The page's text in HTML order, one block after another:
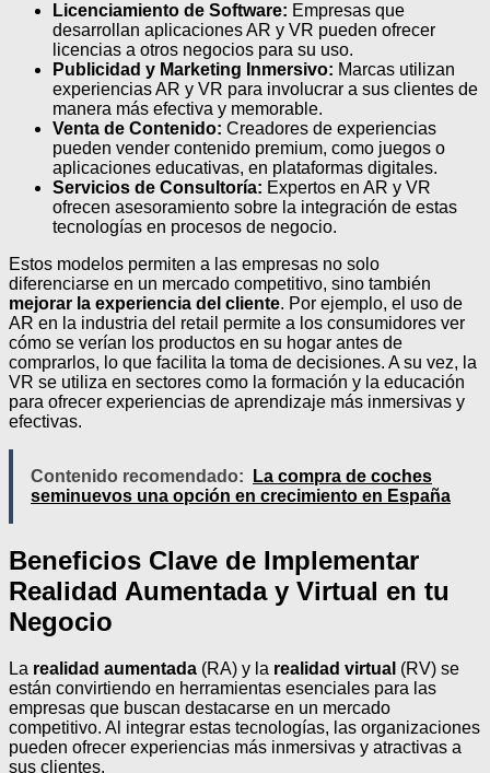
Licenciamiento de Software: Empresas que
desarrollan aplicaciones AR y VR pueden ofrecer
licencias a otros negocios para su uso.
Publicidad y Marketing Inmersivo: Marcas utilizan
experiencias AR y VR para involucrar a sus clientes de
manera más efectiva y memorable.
Venta de Contenido: Creadores de experiencias
pueden vender contenido premium, como juegos o
aplicaciones educativas, en plataformas digitales.
Servicios de Consultoría: Expertos en AR y VR
ofrecen asesoramiento sobre la integración de estas
tecnologías en procesos de negocio.
Estos modelos permiten a las empresas no solo
diferenciarse en un mercado competitivo, sino también
mejorar la experiencia del cliente. Por ejemplo, el uso de
AR en la industria del retail permite a los consumidores ver
cómo se verían los productos en su hogar antes de
comprarlos, lo que facilita la toma de decisiones. A su vez, la
VR se utiliza en sectores como la formación y la educación
para ofrecer experiencias de aprendizaje más inmersivas y
efectivas.
Contenido recomendado:
La compra de coches
seminuevos una opción en crecimiento en España
Beneficios Clave de Implementar
Realidad Aumentada y Virtual en tu
Negocio
La realidad aumentada (RA) y la realidad virtual (RV) se
están convirtiendo en herramientas esenciales para las
empresas que buscan destacarse en un mercado
competitivo. Al integrar estas tecnologías, las organizaciones
pueden ofrecer experiencias más inmersivas y atractivas a
sus clientes.